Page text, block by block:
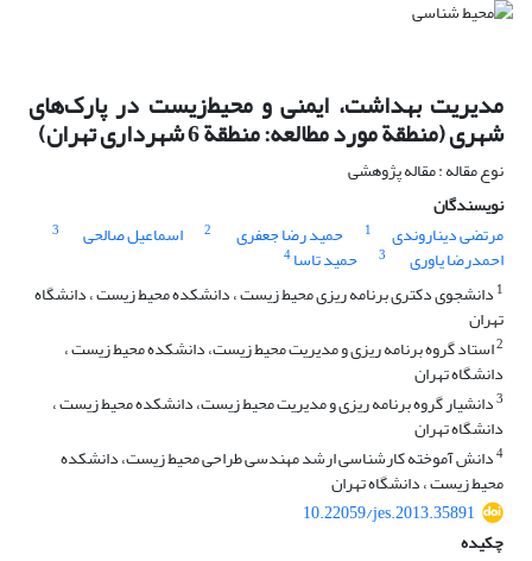
مدیریت بهداشت، ایمنی و محیط‌زیست در پارک‌های
شهری (منطقة مورد مطالعه: منطقة 6 شهرداری تهران)
نوع مقاله : مقاله پژوهشی
نویسندگان
مرتضی دیناروندی
1 حمید رضا جعفری 2 اسماعیل صالحی 3
احمدرضا یاوری 3 حمید تاسا4
1 دانشجوی دکتری برنامه ریزی محیط زیست ، دانشکده محیط زیست ، دانشگاه
تهران
2استاد گروه برنامه ریزی و مدیریت محیط زیست، دانشکده محیط زیست ،
دانشگاه تهران
3دانشیار گروه برنامه ریزی و مدیریت محیط زیست، دانشکده محیط زیست ،
دانشگاه تهران
4دانش آموخته کارشناسی ارشد مهندسی طراحی محیط زیست، دانشکده
محیط زیست ، دانشگاه تهران
10.22059/jes.2013.35891
چکیده